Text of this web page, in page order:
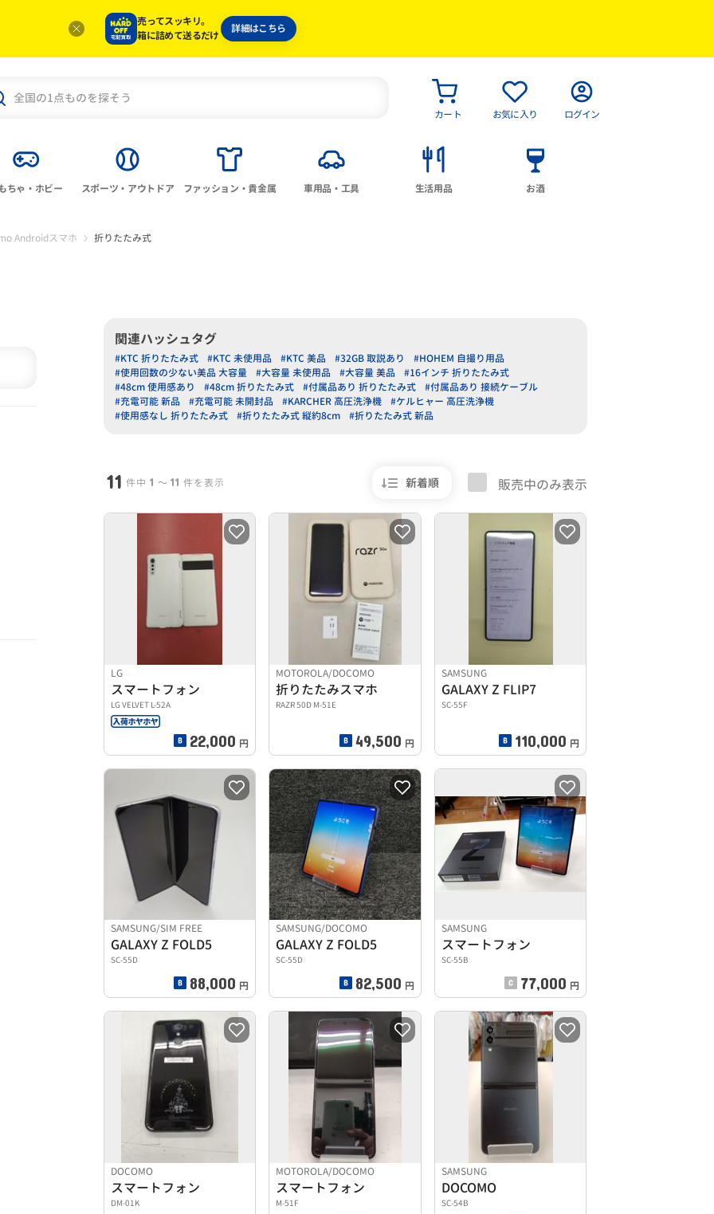
売ってスッキリ。
箱に詰めて送るだけ
詳細はこちら
カート お気に入り ログイン
ちゃ・ホビー スポーツ・アウトドア ファッション・貴金属 車用品・工具 生活用品 お酒
Androidスマホ 折りたたみ式
関連ハッシュタグ
#KTC 折りたたみ式 #KTC 未使用品 #KTC 美品 #32GB 取説あり
#HOHEM 自撮り用品
#使用回数の少ない美品 大容量
#大容量 未使用品 #大容量 美品
#16インチ 折りたたみ式
#48cm 使用感あり
#48cm 折りたたみ式 #付属品あり 折りたたみ式
#付属品あり 接続ケーブル
#充電可能 新品
#充電可能 未開封品 #KARCHER 高圧洗浄機
#ケルヒャー 高圧洗浄機
#使用感なし 折りたたみ式
#折りたたみ式 縦約8cm #折りたたみ式 新品
11 件中 1 〜 11 件を表示 新着順 販売中のみ表示
LG
スマートフォン
LG VELVET L-52A
22,000 円
MOTOROLA/DOCOMO
折りたたみスマホ
RAZR 50D M-51E
49,500 円
SAMSUNG
GALAXY Z FLIP7
SC-55F
110,000 円
SAMSUNG/SIM FREE
GALAXY Z FOLD5
SC-55D
88,000 円
SAMSUNG/DOCOMO
GALAXY Z FOLD5
SC-55D
82,500 円
SAMSUNG
スマートフォン
SC-55B
77,000 円
DOCOMO
スマートフォン
DM-01K
MOTOROLA/DOCOMO
スマートフォン
M-51F
SAMSUNG
DOCOMO
SC-54B